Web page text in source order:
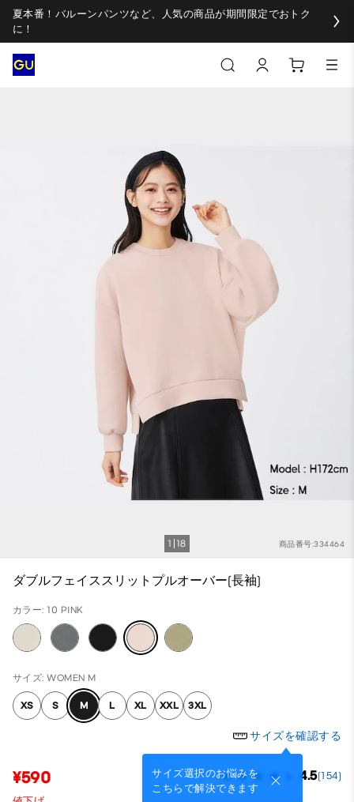
夏本番！バルーンパンツなど、人気の商品が期間限定でおトク
に！
商品番号:334464
1 18
ダブルフェイススリットプルオーバー(長袖)
カラー: 10 PINK
サイズ: WOMEN M
XS S M L XL XXL 3XL
サイズを確認する
サイズ選択のお悩みを
こちらで解決できます
¥590 4.5(154)